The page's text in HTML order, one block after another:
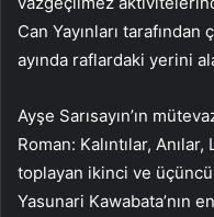
Can Yayınları
ayında raflardaki yerini
Ayşe Sarısayın’ın
Roman: Kalıntılar,
toplayan ikinci ve
Yasunari Kawabata’nın